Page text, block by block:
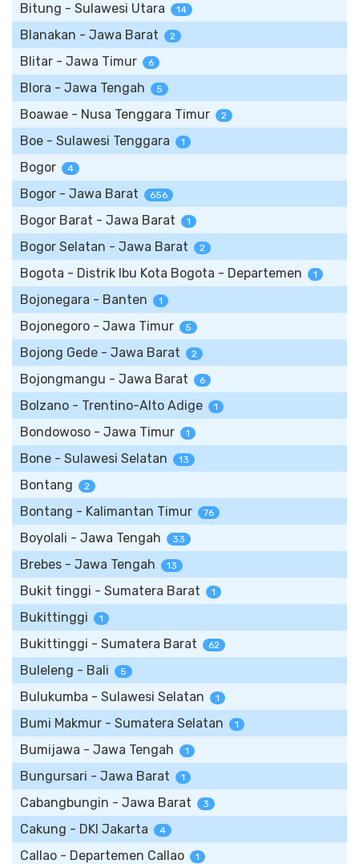
Bitung - Sulawesi Utara 14
Blanakan - Jawa Barat 2
Blitar - Jawa Timur 6
Blora - Jawa Tengah 5
Boawae - Nusa Tenggara Timur 2
Boe - Sulawesi Tenggara 1
Bogor 4
Bogor - Jawa Barat 656
Bogor Barat - Jawa Barat 1
Bogor Selatan - Jawa Barat 2
Bogota - Distrik Ibu Kota Bogota - Departemen 1
Bojonegara - Banten 1
Bojonegoro - Jawa Timur 5
Bojong Gede - Jawa Barat 2
Bojongmangu - Jawa Barat 6
Bolzano - Trentino-Alto Adige 1
Bondowoso - Jawa Timur 1
Bone - Sulawesi Selatan 13
Bontang 2
Bontang - Kalimantan Timur 76
Boyolali - Jawa Tengah 33
Brebes - Jawa Tengah 13
Bukit tinggi - Sumatera Barat 1
Bukittinggi 1
Bukittinggi - Sumatera Barat 62
Buleleng - Bali 5
Bulukumba - Sulawesi Selatan 1
Bumi Makmur - Sumatera Selatan 1
Bumijawa - Jawa Tengah 1
Bungursari - Jawa Barat 1
Cabangbungin - Jawa Barat 3
Cakung - DKI Jakarta 4
Callao - Departemen Callao 1